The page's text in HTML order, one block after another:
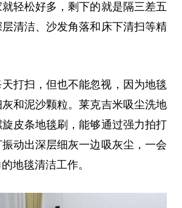
轻松好多，剩下的就是隔三差五
清洁、沙发角落和床下清扫等精
打扫，但也不能忽视，因为地毯
和泥沙颗粒。莱克吉米吸尘洗地
皮条地毯刷，能够通过强力拍打
动出深层细灰一边吸灰尘，一会
地毯清洁工作。